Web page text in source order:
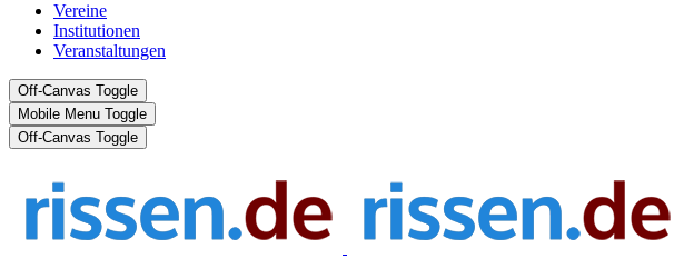
Vereine
Institutionen
Veranstaltungen
Off-Canvas Toggle
Mobile Menu Toggle
Off-Canvas Toggle